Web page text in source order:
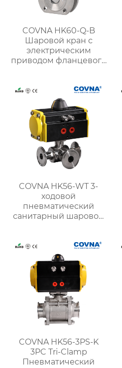
COVNA HK60-Q-B
Шаровой кран с
электрическим
приводом фланцевого
COVNA HK56-WT 3-
ходовой
пневматический
санитарный шаровой
COVNA HK56-3PS-K
3PC Tri-Clamp
Пневматический